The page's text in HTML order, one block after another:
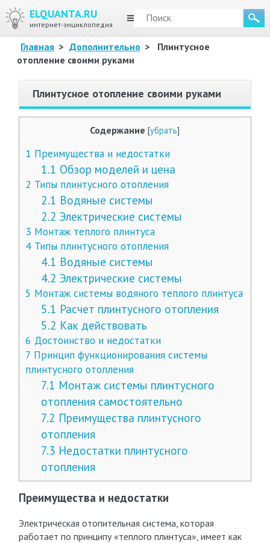
ELQUANTA.RU
интернет-энциклопедия
МЕНЮ
Главная > Дополнительно >
Плинтусное
отопление своими руками
Плинтусное отопление своими руками
Содержание [убрать]
1 Преимущества и недостатки
1.1 Обзор моделей и цена
2 Типы плинтусного отопления
2.1 Водяные системы
2.2 Электрические системы
3 Монтаж теплого плинтуса
4Типы плинтусного отопления
4.1 Водяные системы
4.2 Электрические системы
5 Монтаж системы водяного теплого плинтуса
5.1 Расчет плинтусного отопления
5.2 Как действовать
6 Достоинство и недостатки
7 Принцип функционирования системы
плинтусного отопления
7.1 Монтаж системы плинтусного
отопления самостоятельно
7.2 Преимущества плинтусного
отопления
7.3 Недостатки плинтусного
отопления
Преимущества и недостатки
Электрическая отопительная система, которая
работает по принципу «теплого плинтуса», имеет как